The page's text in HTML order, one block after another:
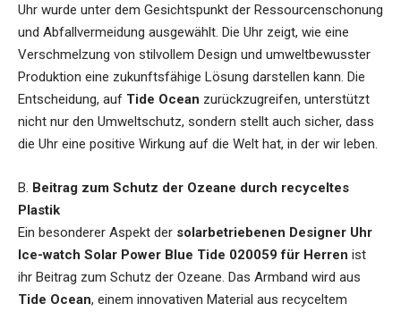
Uhr wurde unter dem Gesichtspunkt der Ressourcenschonung
und Abfallvermeidung ausgewählt. Die Uhr zeigt, wie eine
Verschmelzung von stilvollem Design und umweltbewusster
Produktion eine zukunftsfähige Lösung darstellen kann. Die
Entscheidung, auf Tide Ocean zurückzugreifen, unterstützt
nicht nur den Umweltschutz, sondern stellt auch sicher, dass
die Uhr eine positive Wirkung auf die Welt hat, in der wir leben.
B. Beitrag zum Schutz der Ozeane durch recyceltes
Plastik
Ein besonderer Aspekt der solarbetriebenen Designer Uhr
Ice-watch Solar Power Blue Tide 020059 für Herren ist
ihr Beitrag zum Schutz der Ozeane. Das Armband wird aus
Tide Ocean, einem innovativen Material aus recyceltem